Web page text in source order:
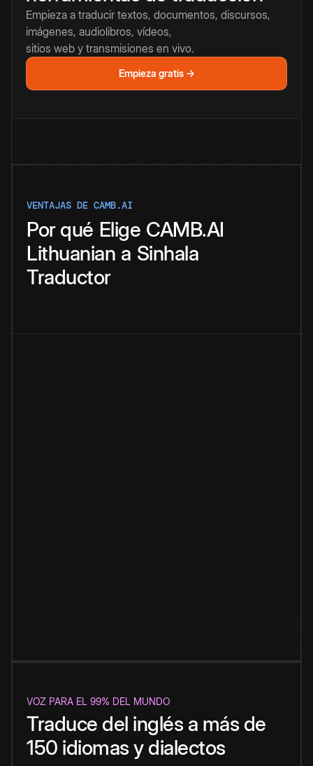
Empieza a traducir textos, documentos, discursos,
imágenes, audiolibros, vídeos,
sitios web y transmisiones en vivo.
Empieza gratis →
VENTAJAS DE CAMB.AI
Por qué Elige CAMB.AI
Lithuanian a Sinhala
Traductor
VOZ PARA EL 99% DEL MUNDO
Traduce del inglés a más de
150 idiomas y dialectos